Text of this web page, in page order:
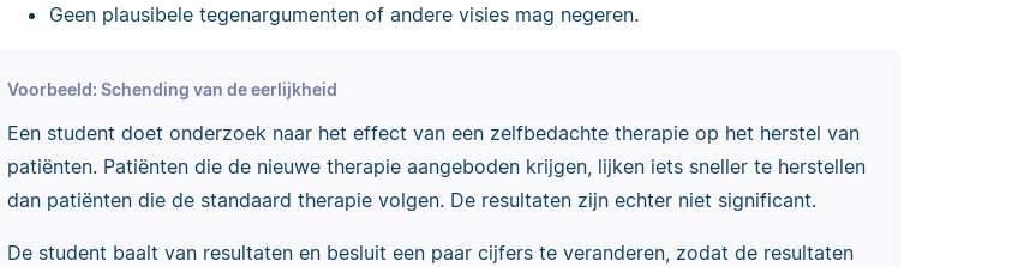
Geen plausibele tegenargumenten of andere visies mag negeren.
Voorbeeld: Schending van de eerlijkheid
Een student doet onderzoek naar het effect van een zelfbedachte therapie op het herstel van
patiënten. Patiënten die de nieuwe therapie aangeboden krijgen, lijken iets sneller te herstellen
dan patiënten die de standaard therapie volgen. De resultaten zijn echter niet significant.
De student baalt van resultaten en besluit een paar cijfers te veranderen, zodat de resultaten